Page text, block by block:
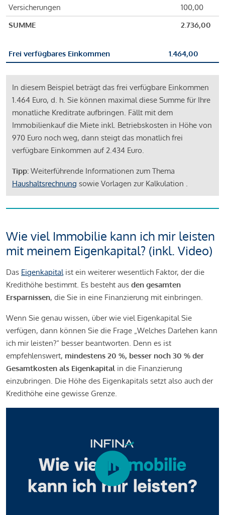
Versicherungen
100,00
SUMME
2.736,00
Frei verfügbares Einkommen 1.464,00
In diesem Beispiel beträgt das frei verfügbare Einkommen
1.464 Euro, d. h. Sie können maximal diese Summe für Ihre
monatliche Kreditrate aufbringen. Fällt mit dem
Immobilienkauf die Miete inkl. Betriebskosten in Höhe von
970 Euro noch weg, dann steigt das monatlich frei
verfügbare Einkommen auf 2.434 Euro.
Tipp: Weiterführende Informationen zum Thema
Haushaltsrechnung sowie Vorlagen zur Kalkulation .
Wie viel Immobilie kann ich mir leisten
mit meinem Eigenkapital? (inkl. Video)
Das Eigenkapitalist ein weiterer wesentlich Faktor, der die
Kredithöhe bestimmt. Es besteht aus den gesamten
Ersparnissen, die Sie in eine Finanzierung mit einbringen.
Wenn Sie genau wissen, über wie viel Eigenkapital Sie
verfügen, dann können Sie die Frage „Welches Darlehen kann
ich mir leisten?“ besser beantworten. Denn es ist
empfehlenswert, mindestens 20 %, besser noch 30 % der
Gesamtkosten als Eigenkapital in die Finanzierung
einzubringen. Die Höhe des Eigenkapitals setzt also auch der
Kredithöhe eine gewisse Grenze.